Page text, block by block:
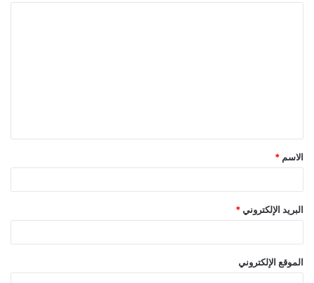
ق
*
الاسم *
البريد الإلكتروني *
الموقع الإلكتروني